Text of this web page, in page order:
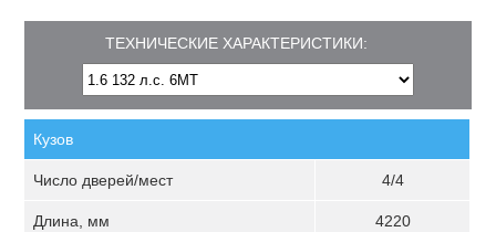
ТЕХНИЧЕСКИЕ ХАРАКТЕРИСТИКИ:
Кузов
Число дверей/мест 4/4
Длина, мм 4220